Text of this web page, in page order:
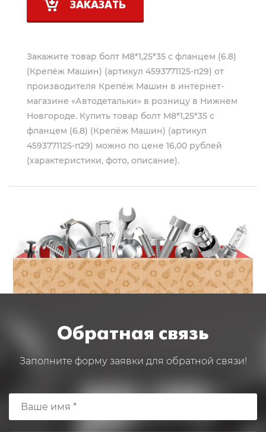
ЗАКАЗАТЬ
Закажите товар болт М8*1,25*35 с фланцем (6.8)
(Крепёж Машин) (артикул 4593771125-п29) от
производителя Крепёж Машин в интернет-
магазине «Автодетальки» в розницу в Нижнем
Новгороде. Купить товар болт М8*1,25*35 с
фланцем (6.8) (Крепёж Машин) (артикул
4593771125-п29) можно по цене 16,00 рублей
(характеристики, фото, описание).
Обратная связь
Заполните форму заявки для обратной связи!